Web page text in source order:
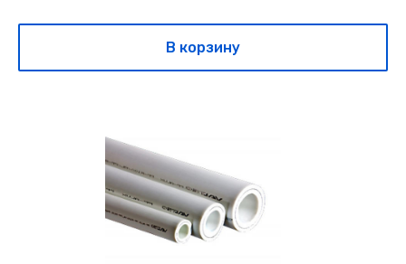
В корзину